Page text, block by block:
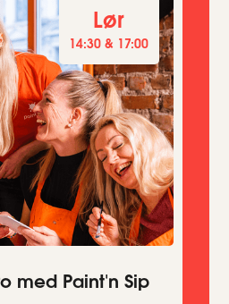
Lør
14:30 & 17:00
med Paint'n Sip